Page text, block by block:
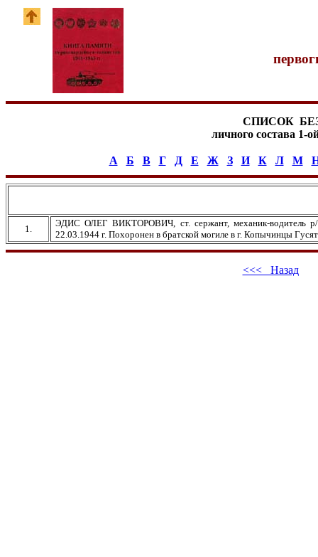
СПИСОК
личного состава 1-
А Б В Г Д Е Ж З И К Л М
1.
ЭДИС ОЛЕГ ВИКТОРОВИЧ, ст. сержант, механик-водитель
22.03.1944 г. Похоронен в братской могиле в г. Копычинцы
<<< Назад